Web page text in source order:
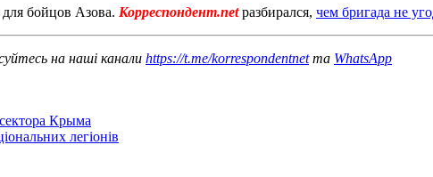
бойцов Азова. Корреспондент.netразбирался, чем бригада не
на наші канали https://t.me/korrespondentnetта WhatsApp
Крыма
легіонів